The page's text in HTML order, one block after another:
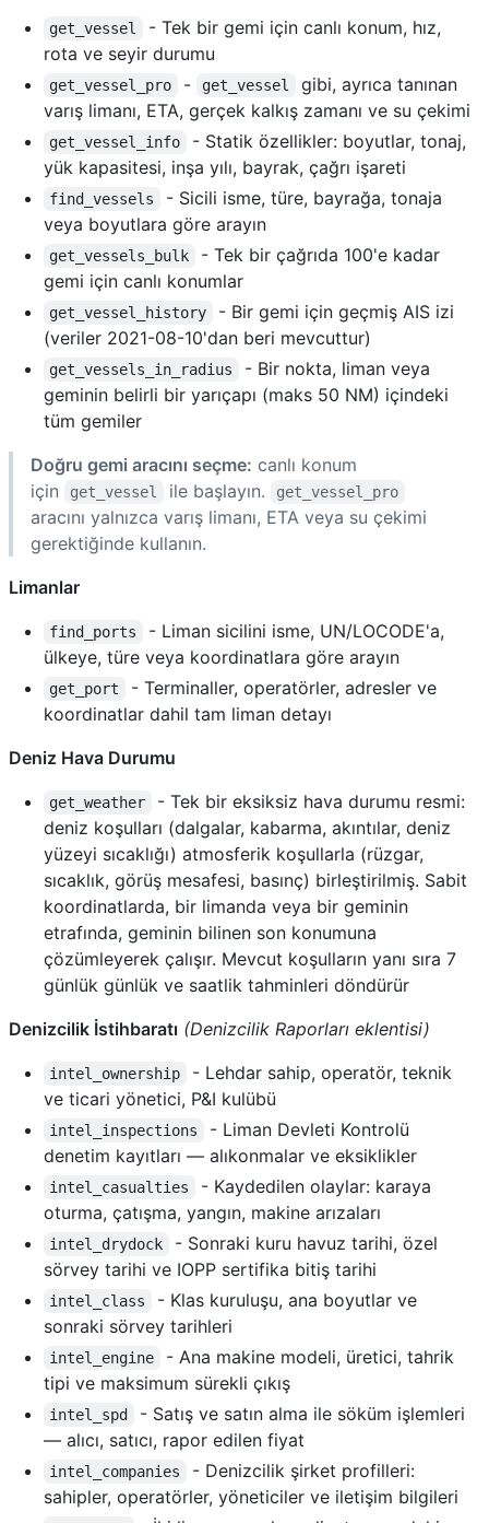
get_vessel
- Tek bir gemi için canlı konum, hız,
rota ve seyir durumu
get_vessel_pro - get_vessel
gibi, ayrıca tanınan
varış limanı, ETA, gerçek kalkış zamanı ve su çekimi
get_vessel_info
- Statik özellikler: boyutlar, tonaj,
yük kapasitesi, inşa yılı, bayrak, çağrı işareti
find_vessels
- Sicili isme, türe, bayrağa, tonaja
veya boyutlara göre arayın
get_vessels_bulk
- Tek bir çağrıda 100'e kadar
gemi için canlı konumlar
get_vessel_history
- Bir gemi için geçmiş AIS izi
(veriler 2021-08-10'dan beri mevcuttur)
get_vessels_in_radius
- Bir nokta, liman veya
geminin belirli bir yarıçapı (maks 50 NM) içindeki
tüm gemiler
Doğru gemi aracını seçme: canlı konum
için
get_vessel ile başlayın. get_vessel_pro
aracını yalnızca varış limanı, ETA veya su çekimi
gerektiğinde kullanın.
Limanlar
find_ports
- Liman sicilini isme, UN/LOCODE'a,
ülkeye, türe veya koordinatlara göre arayın
get_port
- Terminaller, operatörler, adresler ve
koordinatlar dahil tam liman detayı
Deniz Hava Durumu
get_weather
- Tek bir eksiksiz hava durumu resmi:
deniz koşulları (dalgalar, kabarma, akıntılar, deniz
yüzeyi sıcaklığı) atmosferik koşullarla (rüzgar,
sıcaklık, görüş mesafesi, basınç) birleştirilmiş. Sabit
koordinatlarda, bir limanda veya bir geminin
etrafında, geminin bilinen son konumuna
çözümleyerek çalışır. Mevcut koşulların yanı sıra 7
günlük günlük ve saatlik tahminleri döndürür
Denizcilik İstihbaratı (Denizcilik Raporları eklentisi)
intel_ownership
- Lehdar sahip, operatör, teknik
ve ticari yönetici, P&I kulübü
intel_inspections
- Liman Devleti Kontrolü
denetim kayıtları — alıkonmalar ve eksiklikler
intel_casualties
- Kaydedilen olaylar: karaya
oturma, çatışma, yangın, makine arızaları
intel_drydock
- Sonraki kuru havuz tarihi, özel
sörvey tarihi ve IOPP sertifika bitiş tarihi
intel_class
- Klas kuruluşu, ana boyutlar ve
sonraki sörvey tarihleri
intel_engine
- Ana makine modeli, üretici, tahrik
tipi ve maksimum sürekli çıkış
intel_spd
- Satış ve satın alma ile söküm işlemleri
— alıcı, satıcı, rapor edilen fiyat
intel_companies
- Denizcilik şirket profilleri:
sahipler, operatörler, yöneticiler ve iletişim bilgileri